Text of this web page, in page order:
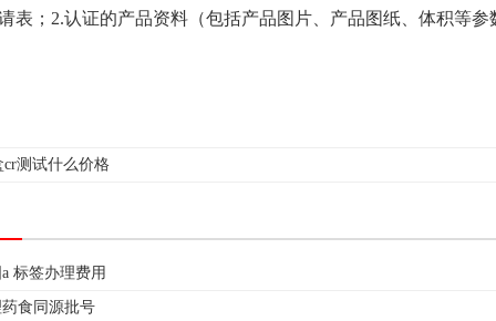
2.认证的产品资料（包括产品图片、产品图纸、体积等参
cr测试什么价格
标签办理费用
食同源批号